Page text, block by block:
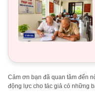
Cảm ơn bạn đã quan tâm đến
động lực cho tác giả có những